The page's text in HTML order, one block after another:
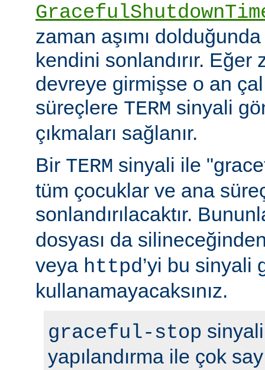
zaman aşımı
kendini sonlandırır. Eğer
devreye girmişse o an
süreçlere TERM sinyali
çıkmaları sağlanır.
Bir TERM sinyali ile
tüm çocuklar ve ana
sonlandırılacaktır.
dosyası da
veya httpd’yi bu sinyali
kullanamayacaksınız.
graceful-stop
yapılandırma ile çok